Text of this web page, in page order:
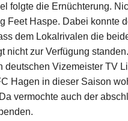
folgte die Ernüchterung.
Feet Haspe. Dabei konnte
dem Lokalrivalen die
nicht zur Verfügung
deutschen Vizemeister TV
Hagen in dieser Saison
vermochte auch der